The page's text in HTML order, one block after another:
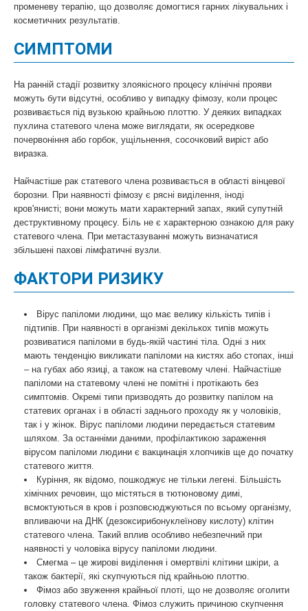
променеву терапію, що дозволяє домогтися гарних лікувальних і
косметичних результатів.
СИМПТОМИ
На ранній стадії розвитку злоякісного процесу клінічні прояви
можуть бути відсутні, особливо у випадку фімозу, коли процес
розвивається під вузькою крайньою плоттю. У деяких випадках
пухлина статевого члена може виглядати, як осередкове
почервоніння або горбок, ущільнення, сосочковий виріст або
виразка.
Найчастіше рак статевого члена розвивається в області вінцевої
борозни. При наявності фімозу є рясні виділення, іноді
кров'янисті; вони можуть мати характерний запах, який супутній
деструктивному процесу. Біль не є характерною ознакою для раку
статевого члена. При метастазуванні можуть визначатися
збільшені пахові лімфатичні вузли.
ФАКТОРИ РИЗИКУ
Вірус папіломи людини, що має велику кількість типів і
підтипів. При наявності в організмі декількох типів можуть
розвиватися папіломи в будь-якій частині тіла. Одні з них
мають тенденцію викликати папіломи на кистях або стопах, інші
– на губах або язиці, а також на статевому члені. Найчастіше
папіломи на статевому члені не помітні і протікають без
симптомів. Окремі типи призводять до розвитку папілом на
статевих органах і в області заднього проходу як у чоловіків,
так і у жінок. Вірус папіломи людини передається статевим
шляхом. За останніми даними, профілактикою зараження
вірусом папіломи людини є вакцинація хлопчиків ще до початку
статевого життя.
Куріння, як відомо, пошкоджує не тільки легені. Більшість
хімічних речовин, що містяться в тютюновому димі,
всмоктуються в кров і розповсюджуються по всьому організму,
впливаючи на ДНК (дезоксирибонуклеїнову кислоту) клітин
статевого члена. Такий вплив особливо небезпечний при
наявності у чоловіка вірусу папіломи людини.
Смегма – це жирові виділення і омертвілі клітини шкіри, а
також бактерії, які скупчуються під крайньою плоттю.
Фімоз або звуження крайньої плоті, що не дозволяє оголити
головку статевого члена. Фімоз служить причиною скупчення